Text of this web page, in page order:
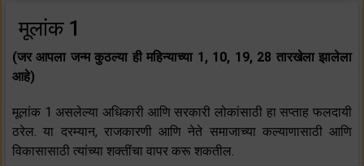
मूलांक 1
(जर आपला जन्म कुठल्या ही महिन्याच्या 1, 10, 19, 28 तारखेला झालेला
आहे)
मूलांक 1 असलेल्या अधिकारी आणि सरकारी लोकांसाठी हा सप्ताह फलदायी
ठरेल. या दरम्यान, राजकारणी आणि नेते समाजाच्या कल्याणासाठी आणि
विकासासाठी त्यांच्या शक्तींचा वापर करू शकतील.